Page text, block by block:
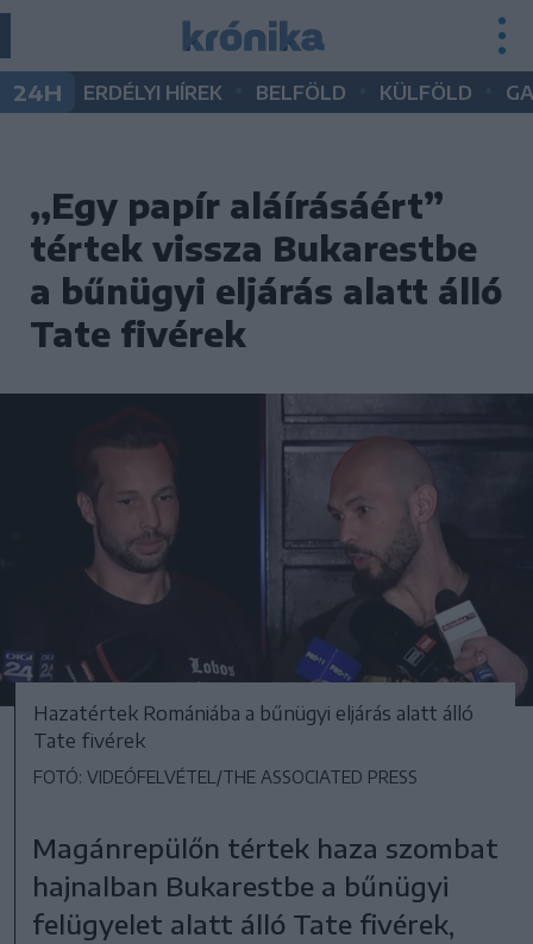
24H ERDÉLYI HÍREK BELFÖLD KÜLFÖLD
,,Egy papír aláírásáért”
tértek vissza Bukarestbe
a bűnügyi eljárás alatt álló
Tate fivérek
Hazatértek Romániába a bűnügyi eljárás alatt álló
Tate fivérek
FOTÓ: VIDEÓFELVÉTEL/THE ASSOCIATED PRESS
Magánrepülőn tértek haza szombat
hajnalban Bukarestbe a bűnügyi
felügyelet alatt álló Tate fivérek,